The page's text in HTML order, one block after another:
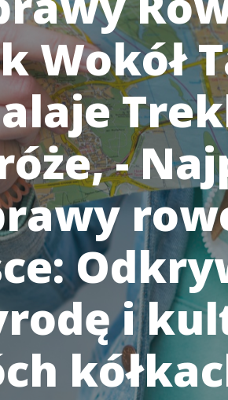
Wokół
-
i